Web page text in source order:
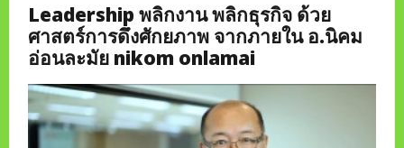
Leadership พลิกงาน พลิกธุรกิจ ด้วย
ศาสตร์การดึงศักยภาพ จากภายใน อ.นิคม
อ่อนละมัย nikom onlamai